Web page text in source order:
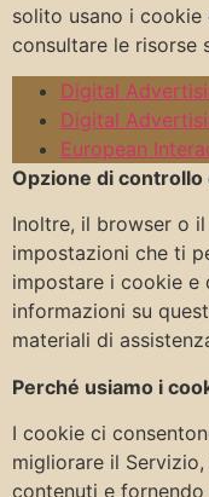
solito usano i cookie
consultare le risorse
Digital
Digital
European
Opzione di
Inoltre, il browser o
impostazioni che ti
impostare i cookie e
informazioni su
materiali di
Perché usiamo i
I cookie ci
migliorare il
contenuti e fornendo